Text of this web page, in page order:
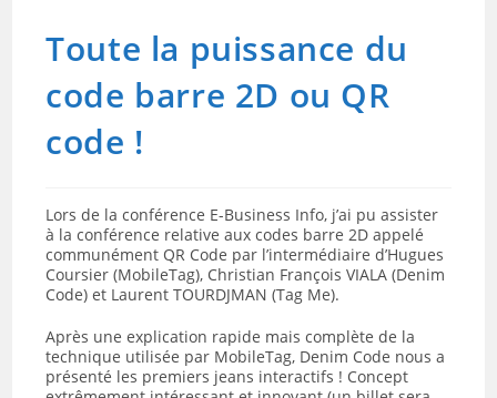
Toute la puissance du
code barre 2D ou QR
code !
Lors de la conférence E-Business Info, j’ai pu assister
à la conférence relative aux codes barre 2D appelé
communément QR Code par l’intermédiaire d’Hugues
Coursier (MobileTag), Christian François VIALA (Denim
Code) et Laurent TOURDJMAN (Tag Me).
Après une explication rapide mais complète de la
technique utilisée par MobileTag, Denim Code nous a
présenté les premiers jeans interactifs ! Concept